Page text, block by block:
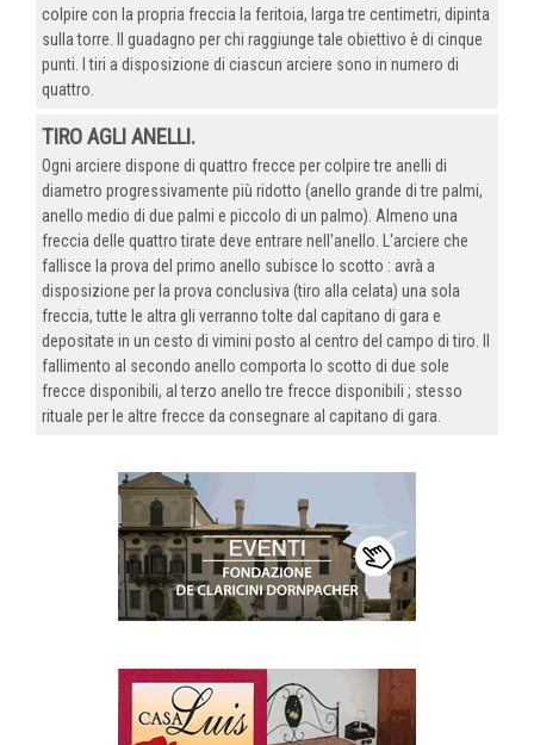
colpire con la propria freccia la feritoia, larga tre centimetri, dipinta
sulla torre. Il guadagno per chi raggiunge tale obiettivo è di cinque
punti. I tiri a disposizione di ciascun arciere sono in numero di
quattro.
TIRO AGLI ANELLI.
Ogni arciere dispone di quattro frecce per colpire tre anelli di
diametro progressivamente più ridotto (anello grande di tre palmi,
anello medio di due palmi e piccolo di un palmo). Almeno una
freccia delle quattro tirate deve entrare nell'anello. L'arciere che
fallisce la prova del primo anello subisce lo scotto : avrà a
disposizione per la prova conclusiva (tiro alla celata) una sola
freccia, tutte le altra gli verranno tolte dal capitano di gara e
depositate in un cesto di vimini posto al centro del campo di tiro. Il
fallimento al secondo anello comporta lo scotto di due sole
frecce disponibili, al terzo anello tre frecce disponibili ; stesso
rituale per le altre frecce da consegnare al capitano di gara.